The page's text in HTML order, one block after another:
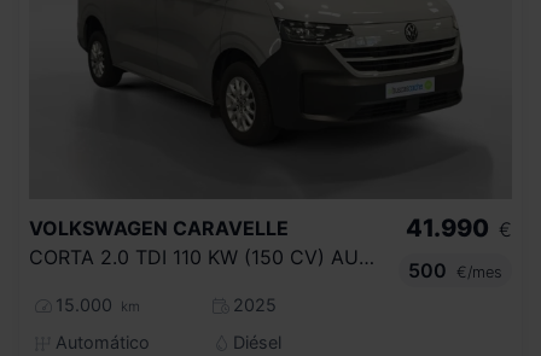
VOLKSWAGEN CARAVELLE
CORTA 2.0 TDI 110 KW (150 CV) AUT 8 VEL
15.000 km
2025
Automático
Diésel
41.990 €
500
€/mes